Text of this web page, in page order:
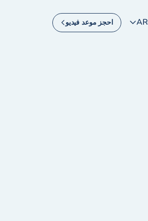
AR احجز موعد فيديو